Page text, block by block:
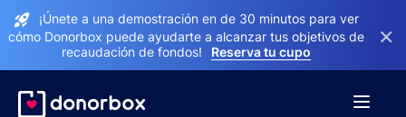
¡Únete a una demostración en de 30 minutos para ver
cómo Donorbox puede ayudarte a alcanzar tus objetivos de
recaudación de fondos!
Reserva tu cupo
×